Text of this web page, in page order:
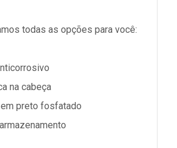
todas as opções para você:
na cabeça
preto fosfatado